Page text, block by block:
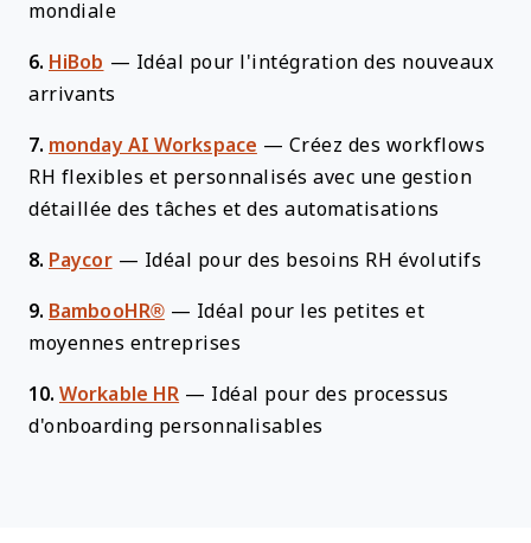
mondiale
6. HiBob — Idéal pour l'intégration des nouveaux
arrivants
7. monday AI Workspace — Créez des workflows
RH flexibles et personnalisés avec une gestion
détaillée des tâches et des automatisations
8. Paycor — Idéal pour des besoins RH évolutifs
9. BambooHR® — Idéal pour les petites et
moyennes entreprises
10. Workable HR — Idéal pour des processus
d'onboarding personnalisables